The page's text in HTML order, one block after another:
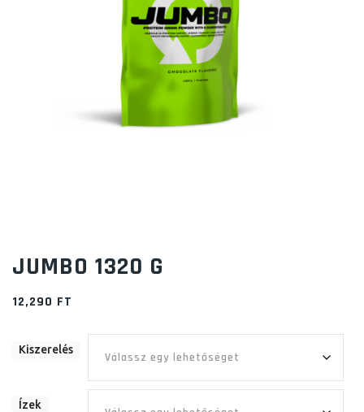
JUMBO 1320 G
12,290 FT
Kiszerelés
Ízek